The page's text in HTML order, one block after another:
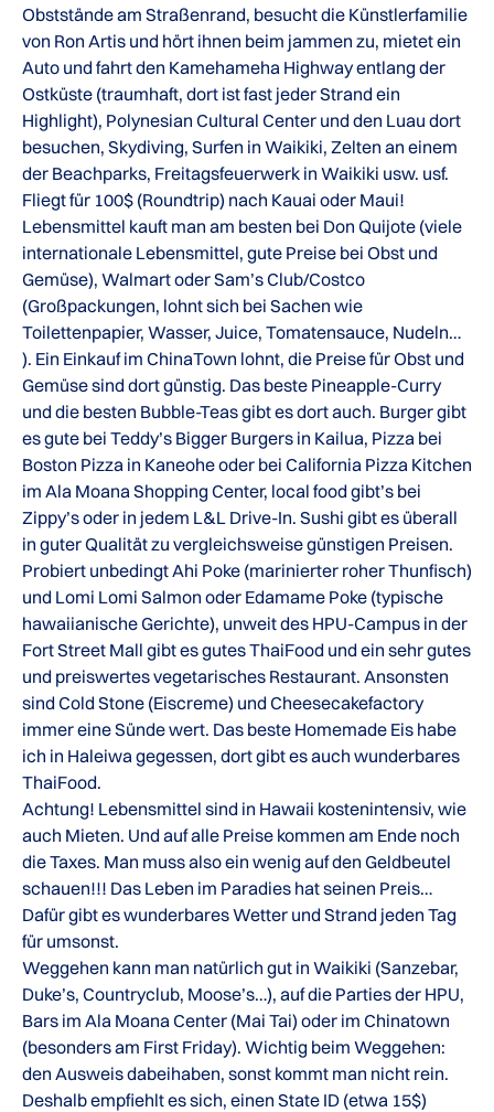
Obststände am Straßenrand, besucht die Künstlerfamilie
von Ron Artis und hört ihnen beim jammen zu, mietet ein
Auto und fahrt den Kamehameha Highway entlang der
Ostküste (traumhaft, dort ist fast jeder Strand ein
Highlight), Polynesian Cultural Center und den Luau dort
besuchen, Skydiving, Surfen in Waikiki, Zelten an einem
der Beachparks, Freitagsfeuerwerk in Waikiki usw. usf.
Fliegt für 100$ (Roundtrip) nach Kauai oder Maui!
Lebensmittel kauft man am besten bei Don Quijote (viele
internationale Lebensmittel, gute Preise bei Obst und
Gemüse), Walmart oder Sam’s Club/Costco
(Großpackungen, lohnt sich bei Sachen wie
Toilettenpapier, Wasser, Juice, Tomatensauce, Nudeln…
). Ein Einkauf im ChinaTown lohnt, die Preise für Obst und
Gemüse sind dort günstig. Das beste Pineapple-Curry
und die besten Bubble-Teas gibt es dort auch. Burger gibt
es gute bei Teddy’s Bigger Burgers in Kailua, Pizza bei
Boston Pizza in Kaneohe oder bei California Pizza Kitchen
im Ala Moana Shopping Center, local food gibt’s bei
Zippy’s oder in jedem L&L Drive-In. Sushi gibt es überall
in guter Qualität zu vergleichsweise günstigen Preisen.
Probiert unbedingt Ahi Poke (marinierter roher Thunfisch)
und Lomi Lomi Salmon oder Edamame Poke (typische
hawaiianische Gerichte), unweit des HPU-Campus in der
Fort Street Mall gibt es gutes ThaiFood und ein sehr gutes
und preiswertes vegetarisches Restaurant. Ansonsten
sind Cold Stone (Eiscreme) und Cheesecakefactory
immer eine Sünde wert. Das beste Homemade Eis habe
ich in Haleiwa gegessen, dort gibt es auch wunderbares
ThaiFood.
Achtung! Lebensmittel sind in Hawaii kostenintensiv, wie
auch Mieten. Und auf alle Preise kommen am Ende noch
die Taxes. Man muss also ein wenig auf den Geldbeutel
schauen!!! Das Leben im Paradies hat seinen Preis…
Dafür gibt es wunderbares Wetter und Strand jeden Tag
für umsonst.
Weggehen kann man natürlich gut in Waikiki (Sanzebar,
Duke’s, Countryclub, Moose’s…), auf die Parties der HPU,
Bars im Ala Moana Center (Mai Tai) oder im Chinatown
(besonders am First Friday). Wichtig beim Weggehen:
den Ausweis dabeihaben, sonst kommt man nicht rein.
Deshalb empfiehlt es sich, einen State ID (etwa 15$)